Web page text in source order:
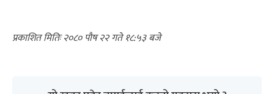
२०८० पौष २२ गते १८:५३